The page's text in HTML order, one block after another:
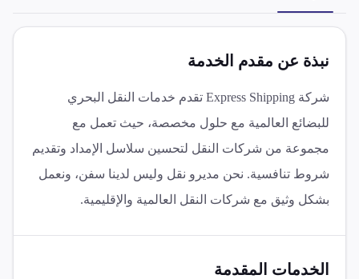
نبذة عن مقدم الخدمة
شركة Express Shipping تقدم خدمات النقل البحري
للبضائع العالمية مع حلول مخصصة، حيث تعمل مع
مجموعة من شركات النقل لتحسين سلاسل الإمداد وتقديم
شروط تنافسية. نحن مديرو نقل وليس لدينا سفن، ونعمل
بشكل وثيق مع شركات النقل العالمية والإقليمية.
الخدمات المقدمة